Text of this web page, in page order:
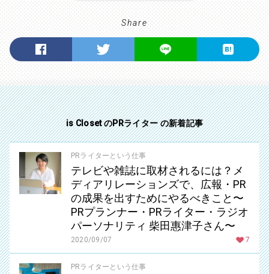
Share
is Closet のPRライター の新着記事
PRライターという仕事
テレビや雑誌に取材されるには？メ
ディアリレーションズで、広報・PR
の成果を出すためにやるべきこと〜
PRプランナー・PRライター・ラジオ
パーソナリティ 柴田惠津子さん〜
2020/09/07 7
PRライターという仕事